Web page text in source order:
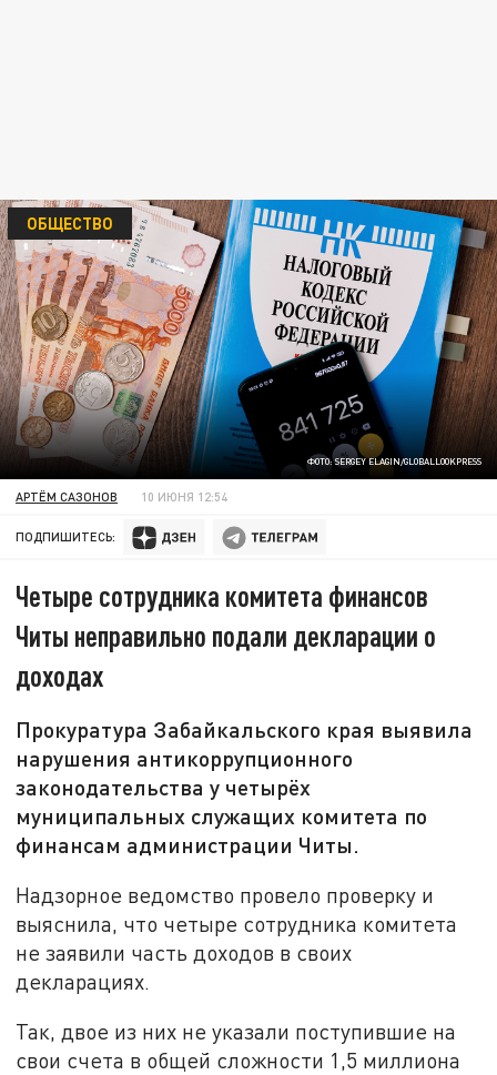
ФОТО: SERGEY ELAGIN/GLOBALLOOKPRESS
ОБЩЕСТВО
АРТЁМ САЗОНОВ 10 ИЮНЯ 12:54
ПОДПИШИТЕСЬ:
Четыре сотрудника комитета финансов
Читы неправильно подали декларации о
доходах
Прокуратура Забайкальского края выявила
нарушения антикоррупционного
законодательства у четырёх
муниципальных служащих комитета по
финансам администрации Читы.
Надзорное ведомство провело проверку и
выяснила, что четыре сотрудника комитета
не заявили часть доходов в своих
декларациях.
Так, двое из них не указали поступившие на
свои счета в общей сложности 1,5 миллиона